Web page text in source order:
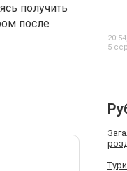
получить
после
20:54,
5